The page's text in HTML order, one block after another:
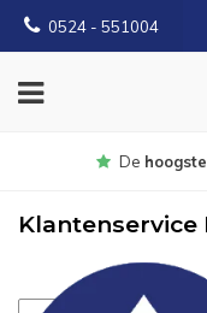
0524 - 551004